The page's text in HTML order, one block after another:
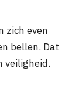
zich even
bellen. Dat
veiligheid.